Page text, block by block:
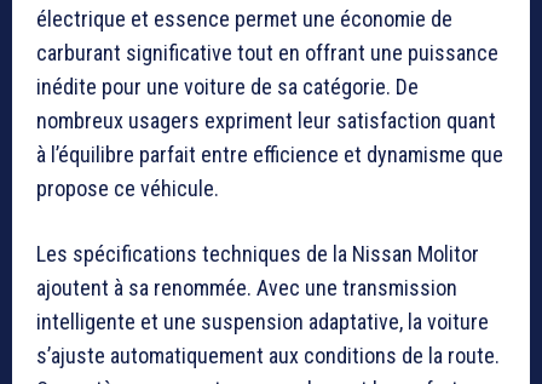
électrique et essence permet une économie de
carburant significative tout en offrant une puissance
inédite pour une voiture de sa catégorie. De
nombreux usagers expriment leur satisfaction quant
à l’équilibre parfait entre efficience et dynamisme que
propose ce véhicule.
Les spécifications techniques de la Nissan Molitor
ajoutent à sa renommée. Avec une transmission
intelligente et une suspension adaptative, la voiture
s’ajuste automatiquement aux conditions de la route.